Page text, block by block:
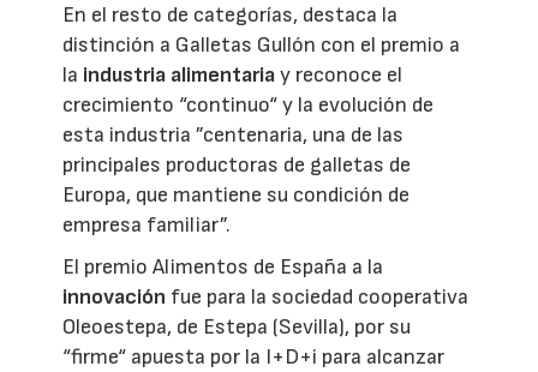
En el resto de categorías, destaca la
distinción a Galletas Gullón con el premio a
la industria alimentariay reconoce el
crecimiento “continuo“ y la evolución de
esta industria ”centenaria, una de las
principales productoras de galletas de
Europa, que mantiene su condición de
empresa familiar”.
El premio Alimentos de España a la
innovación fue para la sociedad cooperativa
Oleoestepa, de Estepa (Sevilla), por su
“firme“ apuesta por la I+D+i para alcanzar